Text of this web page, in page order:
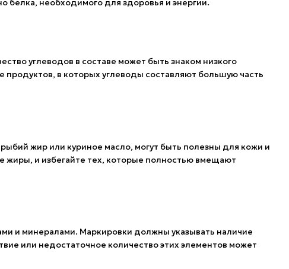
белка, необходимого для здоровья и энергии.
углеводов в составе может быть знаком низкого
продуктов, в которых углеводы составляют большую часть
жир или куриное масло, могут быть полезны для кожи и
и избегайте тех, которые полностью вмещают
и минералами. Маркировки должны указывать наличие
или недостаточное количество этих элементов может